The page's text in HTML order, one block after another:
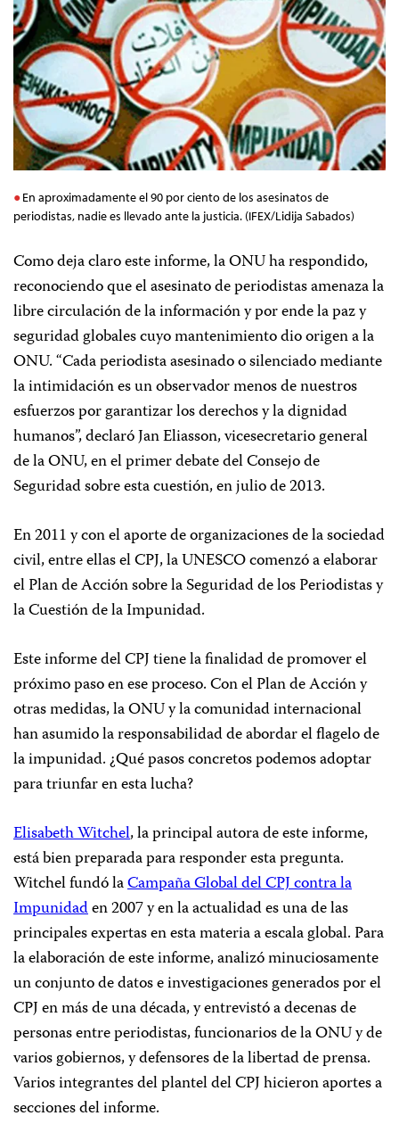
En aproximadamente el 90 por ciento de los asesinatos de
periodistas, nadie es llevado ante la justicia. (IFEX/Lidija Sabados)
Como deja claro este informe, la ONU ha respondido,
reconociendo que el asesinato de periodistas amenaza la
libre circulación de la información y por ende la paz y
seguridad globales cuyo mantenimiento dio origen a la
ONU. “Cada periodista asesinado o silenciado mediante
la intimidación es un observador menos de nuestros
esfuerzos por garantizar los derechos y la dignidad
humanos”, declaró Jan Eliasson, vicesecretario general
de la ONU, en el primer debate del Consejo de
Seguridad sobre esta cuestión, en julio de 2013.
En 2011 y con el aporte de organizaciones de la sociedad
civil, entre ellas el CPJ, la UNESCO comenzó a elaborar
el Plan de Acción sobre la Seguridad de los Periodistas y
la Cuestión de la Impunidad.
Este informe del CPJ tiene la finalidad de promover el
próximo paso en ese proceso. Con el Plan de Acción y
otras medidas, la ONU y la comunidad internacional
han asumido la responsabilidad de abordar el flagelo de
la impunidad. ¿Qué pasos concretos podemos adoptar
para triunfar en esta lucha?
Elisabeth Witchel, la principal autora de este informe,
está bien preparada para responder esta pregunta.
Witchel fundó laCampaña Global del CPJ contra la
Impunidaden 2007 y en la actualidad es una de las
principales expertas en esta materia a escala global. Para
la elaboración de este informe, analizó minuciosamente
un conjunto de datos e investigaciones generados por el
CPJ en más de una década, y entrevistó a decenas de
personas entre periodistas, funcionarios de la ONU y de
varios gobiernos, y defensores de la libertad de prensa.
Varios integrantes del plantel del CPJ hicieron aportes a
secciones del informe.